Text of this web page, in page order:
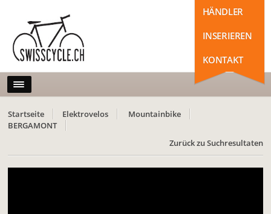
HÄNDLER
INSERIEREN
KONTAKT
Startseite Elektrovelos
Mountainbike
BERGAMONT
Zurück zu Suchresultaten